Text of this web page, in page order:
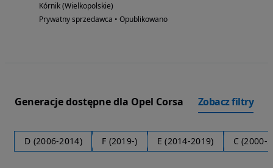
Kórnik (Wielkopolskie)
Prywatny sprzedawca • Opublikowano
Generacje dostępne dla Opel Corsa Zobacz filtry
D (2006-2014) F (2019-) E (2014-2019) C (2000-